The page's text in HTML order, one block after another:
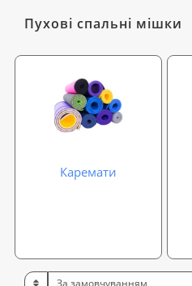
Пухові спальні мішки
Каремати